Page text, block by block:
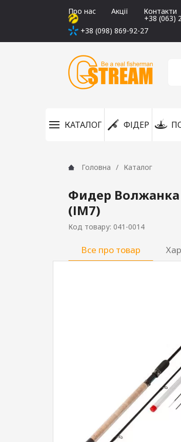
Про нас Акції Контакти
+38 (063)
+38 (098) 869-92-27
КАТАЛОГ ФІДЕР
Головна Каталог
Фидер Волжанка
(ІМ7)
Код товару: 041-0014
Все про товар